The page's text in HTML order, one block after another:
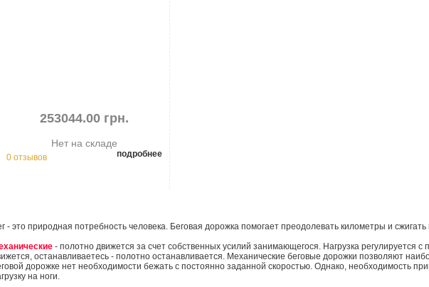
253044.00 грн.
Нет на складе
0 отзывов подробнее
- это природная потребность человека. Беговая дорожка помогает преодолевать километры и
- полотно движется за счет собственных усилий занимающегося. Нагрузка
останавливаетесь - полотно останавливается. Механические беговые дорожки позволяют
дорожке нет необходимости бежать с постоянно заданной скоростью. Однако, необходимость
на ноги.